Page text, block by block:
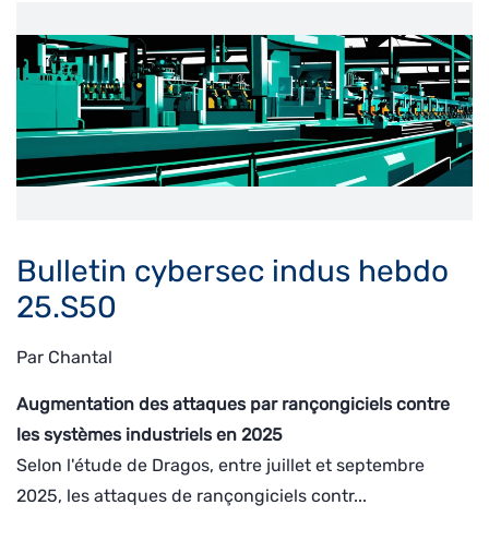
Bulletin cybersec indus hebdo
25.S50
Par Chantal
Augmentation des attaques par rançongiciels contre
les systèmes industriels en 2025
Selon l'étude de Dragos, entre juillet et septembre
2025, les attaques de rançongiciels contr...